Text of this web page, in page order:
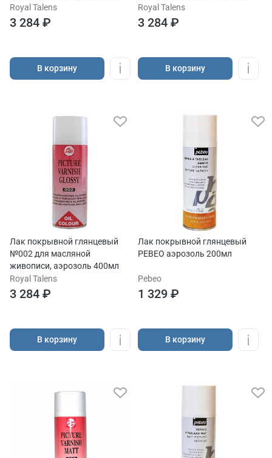
Royal Talens
3 284 ₽
В корзину
Royal Talens
3 284 ₽
В корзину
Лак покрывной глянцевый
№002 для масляной
живописи, аэрозоль 400мл
Royal Talens
3 284 ₽
В корзину
Лак покрывной глянцевый
PEBEO аэрозоль 200мл
Pebeo
1 329 ₽
В корзину